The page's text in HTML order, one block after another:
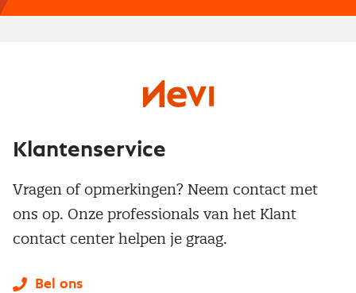
Klantenservice
Vragen of opmerkingen? Neem contact met
ons op. Onze professionals van het Klant
contact center helpen je graag.
Bel ons